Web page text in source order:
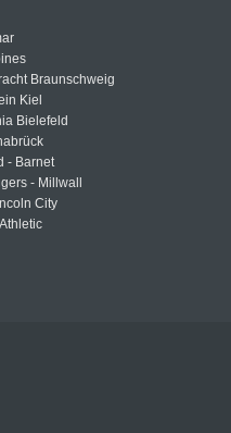
Braunschweig
Kiel
Bielefeld
- Barnet
- Millwall
City